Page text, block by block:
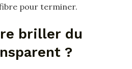
pour terminer.
briller du
?